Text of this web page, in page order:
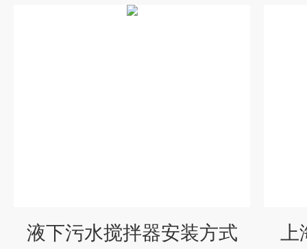
液下污水搅拌器安装方式